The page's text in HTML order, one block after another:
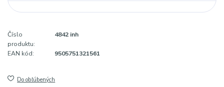
Číslo
produktu:
4842 inh
EAN kód: 9505751321561
Do obľúbených